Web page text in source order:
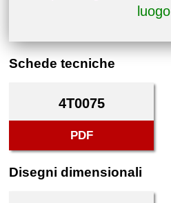
luogo
Schede tecniche
4T0075
PDF
Disegni dimensionali